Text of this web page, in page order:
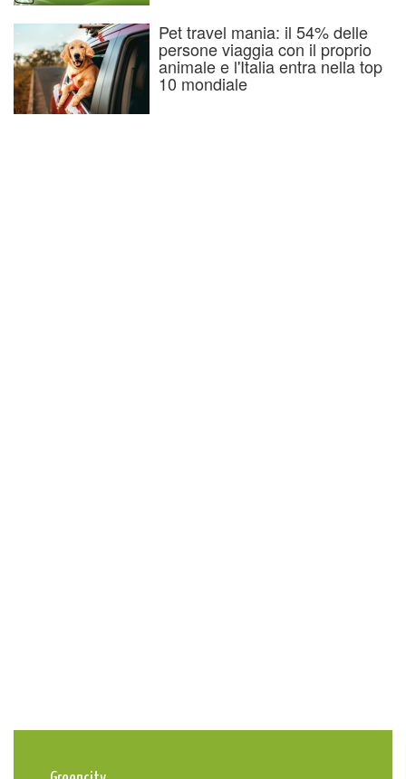
Pet travel mania: il 54% delle
persone viaggia con il proprio
animale e l'Italia entra nella top
10 mondiale